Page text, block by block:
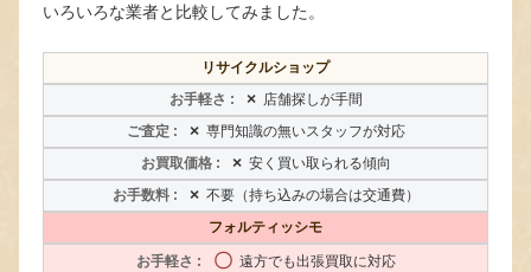
いろいろな業者と比較してみました。
リサイクルショップ
× 店舗探しが手間
× 専門知識の無いスタッフが対応
× 安く買い取られる傾向
× 不要（持ち込みの場合は交通費）
フォルティッシモ
〇 遠方でも出張買取に対応